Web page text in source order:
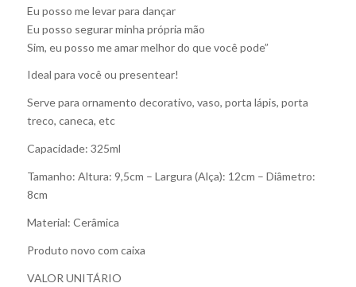
Eu posso me levar para dançar
Eu posso segurar minha própria mão
Sim, eu posso me amar melhor do que você pode”
Ideal para você ou presentear!
Serve para ornamento decorativo, vaso, porta lápis, porta
treco, caneca, etc
Capacidade: 325ml
Tamanho: Altura: 9,5cm – Largura (Alça): 12cm – Diâmetro:
8cm
Material: Cerâmica
Produto novo com caixa
VALOR UNITÁRIO